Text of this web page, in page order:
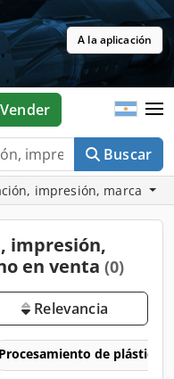
A la aplicación
Buscar
Vender
impresión, marca
impresión,
en venta (0)
Relevancia
Procesamiento de plásticos